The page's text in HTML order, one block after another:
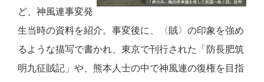
ど、神風連事変発
生当時の資料を紹介。事変後に、〈賊〉の印象を強め
るような描写で書かれ、東京で刊行された「防長肥筑
明九征賊記」や、熊本人士の中で神風連の復権を目指